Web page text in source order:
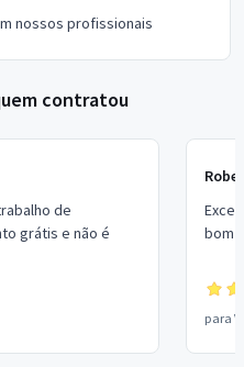
nossos profissionais
contratou
de
grátis e não é
bom
para